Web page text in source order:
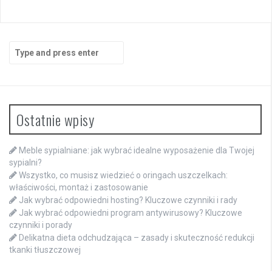
for:
Ostatnie wpisy
Meble sypialniane: jak wybrać idealne wyposażenie dla Twojej
sypialni?
Wszystko, co musisz wiedzieć o oringach uszczelkach:
właściwości, montaż i zastosowanie
Jak wybrać odpowiedni hosting? Kluczowe czynniki i rady
Jak wybrać odpowiedni program antywirusowy? Kluczowe
czynniki i porady
Delikatna dieta odchudzająca – zasady i skuteczność redukcji
tkanki tłuszczowej